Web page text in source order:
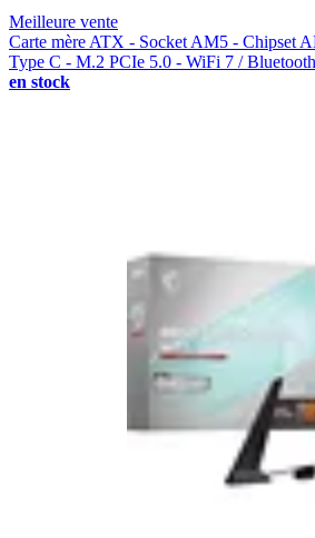
Meilleure vente
Carte mère ATX - Socket AM5 - Chipset
Type C - M.2 PCIe 5.0 - WiFi 7 / Bluetooth
en stock